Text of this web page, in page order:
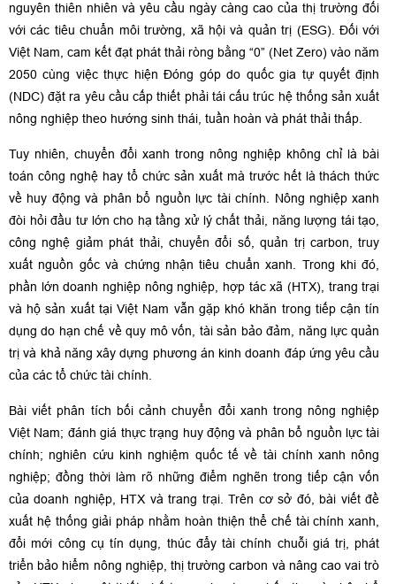
nguyên thiên nhiên và yêu cầu ngày càng cao của thị trường đối
với các tiêu chuẩn môi trường, xã hội và quản trị (ESG). Đối với
Việt Nam, cam kết đạt phát thải ròng bằng “0” (Net Zero) vào năm
2050 cùng việc thực hiện Đóng góp do quốc gia tự quyết định
(NDC) đặt ra yêu cầu cấp thiết phải tái cấu trúc hệ thống sản xuất
nông nghiệp theo hướng sinh thái, tuần hoàn và phát thải thấp.
Tuy nhiên, chuyển đổi xanh trong nông nghiệp không chỉ là bài
toán công nghệ hay tổ chức sản xuất mà trước hết là thách thức
về huy động và phân bổ nguồn lực tài chính. Nông nghiệp xanh
đòi hỏi đầu tư lớn cho hạ tầng xử lý chất thải, năng lượng tái tạo,
công nghệ giảm phát thải, chuyển đổi số, quản trị carbon, truy
xuất nguồn gốc và chứng nhận tiêu chuẩn xanh. Trong khi đó,
phần lớn doanh nghiệp nông nghiệp, hợp tác xã (HTX), trang trại
và hộ sản xuất tại Việt Nam vẫn gặp khó khăn trong tiếp cận tín
dụng do hạn chế về quy mô vốn, tài sản bảo đảm, năng lực quản
trị và khả năng xây dựng phương án kinh doanh đáp ứng yêu cầu
của các tổ chức tài chính.
Bài viết phân tích bối cảnh chuyển đổi xanh trong nông nghiệp
Việt Nam; đánh giá thực trạng huy động và phân bổ nguồn lực tài
chính; nghiên cứu kinh nghiệm quốc tế về tài chính xanh nông
nghiệp; đồng thời làm rõ những điểm nghẽn trong tiếp cận vốn
của doanh nghiệp, HTX và trang trại. Trên cơ sở đó, bài viết đề
xuất hệ thống giải pháp nhằm hoàn thiện thể chế tài chính xanh,
đổi mới công cụ tín dụng, thúc đẩy tài chính chuỗi giá trị, phát
triển bảo hiểm nông nghiệp, thị trường carbon và nâng cao vai trò